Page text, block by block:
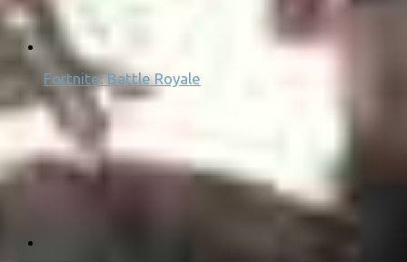
Fortnite: Battle Royale